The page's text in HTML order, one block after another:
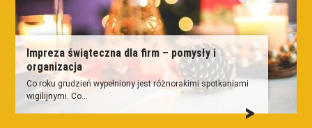
Impreza świąteczna dla firm – pomysły i
organizacja
Co roku grudzień wypełniony jest różnorakimi spotkaniami
wigilijnymi. Co...